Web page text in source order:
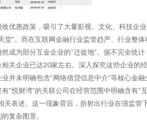
优惠政策，吸引了大量影视、文化、科技企
堂”。而在互联网金融行业监管趋严、行业整体
成为部分互金企业的“迁徙地”。据不完全统计
关企业已达20家左右。深入探究这些企业的
并未明确包含“网络借贷信息中介”等核心金融
“悦财湾”的关联公司在经营范围中明确含有“
关表述。这一现象背后，折射出行业在强监管
复杂图景。